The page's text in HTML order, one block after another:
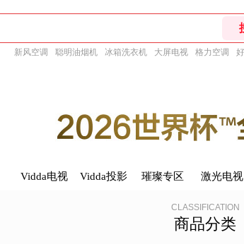
新风空调 聪明油烟机 冰箱洗衣机 大屏电视 格力空调
Vidda电视 激光电视
璀璨专区
Vidda投影
Vidda电视 激光电视
璀璨专区
Vidda投影
CLASSIFICATION
商品分类